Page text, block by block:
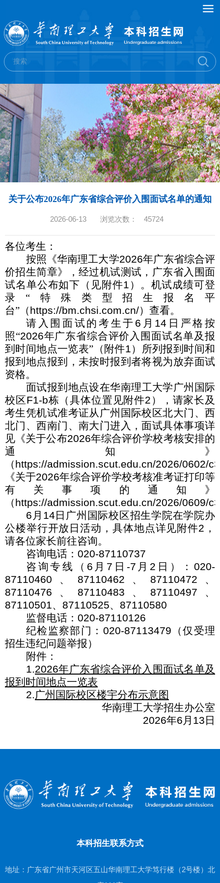
关于公布2026年广东省综合评价入围面试名单的通知
2026-06-13 浏览次数： 45724
各位考生：
按照《华南理工大学2026年广东省综合评
价招生简章》，经过机试测试，广东省入围面
试名单公布如下（见附件1 ）。机试成绩可登
录“特殊类型招生报名平
台”（https://bm.chsi.com.cn/）查看。
请入围面试的考生于 6 月 14 日严格按
照“2026年广东省综合评价入围面试名单及报
到时间地点一览表”（附件1）所列报到时间和
报到地点报到，未按时报到者将视为放弃面试
资格。
面试报到地点设在华南理工大学广州国际
校区F1-b栋（具体位置见附件2 ），请家长及
考生凭机试准考证从广州国际校区北大门、西
北门、西南门、南大门进入，面试具体事项详
见《关于公布2026年综合评价学校考核安排的
通知》
（https://admission.scut.edu.cn/2026/0602/
《关于2026年综合评价学校考核准考证打印等
有关事项的通知》
（https://admission.scut.edu.cn/2026/0609/
6 月 14 日广州国际校区招生学院在学院办
公楼举行开放日活动，具体地点详见附件2 ，
请各位家长前往咨询。
咨询电话： 020-87110737
咨询专线（ 6 月 7 日 -7 月 2 日）：020-
87110460 、 87110462 、 87110472 、
87110476 、 87110483 、 87110497 、
87110501、 87110525、 87110580
监督电话： 020-87110126
纪检监察部门： 020-87113479 （仅受理
招生违纪问题举报）
附件：
1.2026年广东省综合评价入围面试名单及
报到时间地点一览表
2.广州国际校区楼宇分布示意图
华南理工大学招生办公室
2026年6 月 13 日
本科招生联系方式
地址：广东省广州市天河区五山华南理工大学笃行楼（2号楼）北